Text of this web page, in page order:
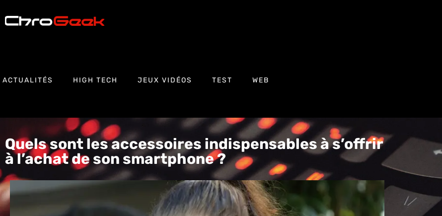
ACTUALITÉS HIGH TECH JEUX VIDÉOS TEST WEB
Quels sont les accessoires indispensables à s’offrir
à l’achat de son smartphone ?